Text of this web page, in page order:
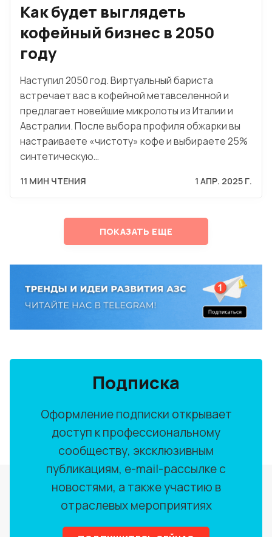
Как будет выглядеть
кофейный бизнес в 2050
году
Наступил 2050 год. Виртуальный бариста
встречает вас в кофейной метавселенной и
предлагает новейшие микролоты из Италии и
Австралии. После выбора профиля обжарки вы
настраиваете «чистоту» кофе и выбираете 25%
синтетическую…
11 МИН ЧТЕНИЯ 1 АПР. 2025 Г.
ПОКАЗАТЬ ЕЩЕ
Подписка
Оформление подписки открывает
доступ к профессиональному
сообществу, эксклюзивным
публикациям, e-mail-рассылке с
новостями, а также участию в
отраслевых мероприятиях